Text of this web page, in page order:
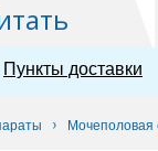
Пункты доставки
Мочеполовая